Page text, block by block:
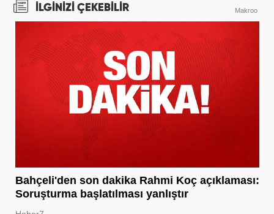
İLGİNİZİ ÇEKEBİLİR Makroo
Bahçeli'den son dakika Rahmi Koç açıklaması:
Soruşturma başlatılması yanlıştır